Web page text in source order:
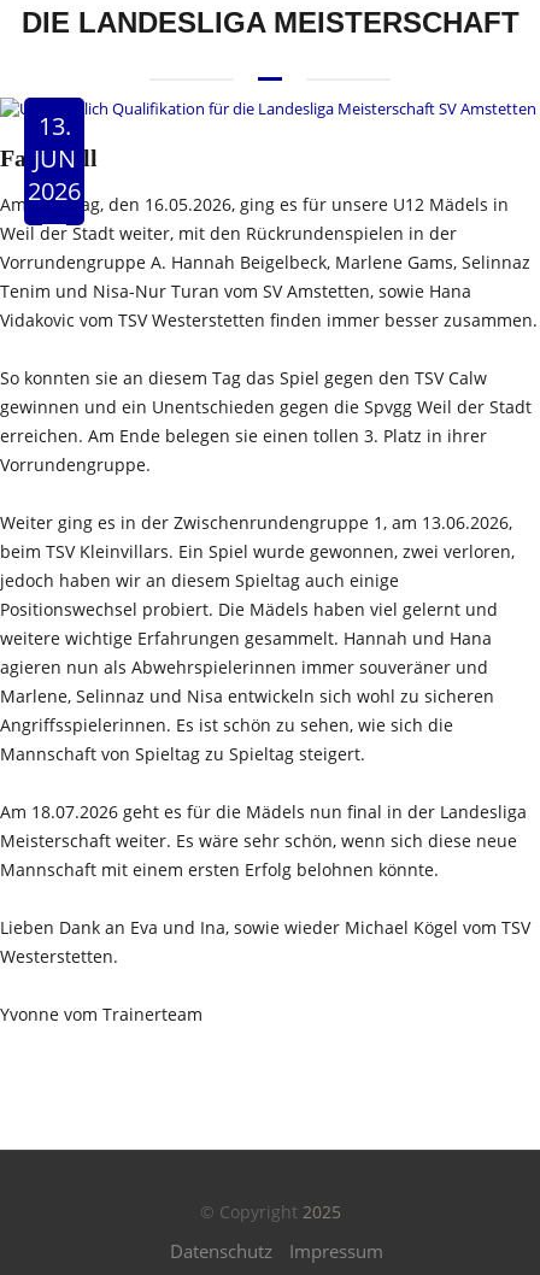
DIE LANDESLIGA MEISTERSCHAFT
Faustball
13.
JUN
2026
Am Samstag, den 16.05.2026, ging es für unsere U12 Mädels in
Weil der Stadt weiter, mit den Rückrundenspielen in der
Vorrundengruppe A. Hannah Beigelbeck, Marlene Gams, Selinnaz
Tenim und Nisa-Nur Turan vom SV Amstetten, sowie Hana
Vidakovic vom TSV Westerstetten finden immer besser zusammen.
So konnten sie an diesem Tag das Spiel gegen den TSV Calw
gewinnen und ein Unentschieden gegen die Spvgg Weil der Stadt
erreichen. Am Ende belegen sie einen tollen 3. Platz in ihrer
Vorrundengruppe.
Weiter ging es in der Zwischenrundengruppe 1, am 13.06.2026,
beim TSV Kleinvillars. Ein Spiel wurde gewonnen, zwei verloren,
jedoch haben wir an diesem Spieltag auch einige
Positionswechsel probiert. Die Mädels haben viel gelernt und
weitere wichtige Erfahrungen gesammelt. Hannah und Hana
agieren nun als Abwehrspielerinnen immer souveräner und
Marlene, Selinnaz und Nisa entwickeln sich wohl zu sicheren
Angriffsspielerinnen. Es ist schön zu sehen, wie sich die
Mannschaft von Spieltag zu Spieltag steigert.
Am 18.07.2026 geht es für die Mädels nun final in der Landesliga
Meisterschaft weiter. Es wäre sehr schön, wenn sich diese neue
Mannschaft mit einem ersten Erfolg belohnen könnte.
Lieben Dank an Eva und Ina, sowie wieder Michael Kögel vom TSV
Westerstetten.
Yvonne vom Trainerteam
© Copyright 2025
Datenschutz Impressum